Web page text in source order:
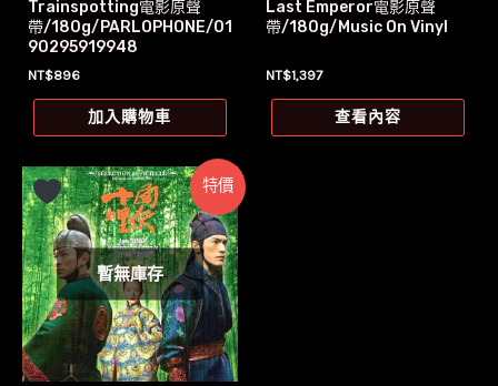
Trainspotting電影原聲
帶/180g/PARLOPHONE/01
90295919948
NT$896
加入購物車
Last Emperor電影原聲
帶/180g/Music On Vinyl
NT$1,397
查看內容
特價
暫無庫存